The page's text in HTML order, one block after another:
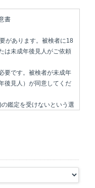
書
があります。被検者に18
は未成年後見人がご依頼
要です。被検者が未成年
後見人）が同意してくだ
鑑定を受けないという選
めには、SNSまたは口コ
どがある場合は必ずご連